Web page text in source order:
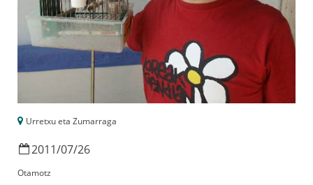
Urretxu eta Zumarraga
2011/07/26
Otamotz